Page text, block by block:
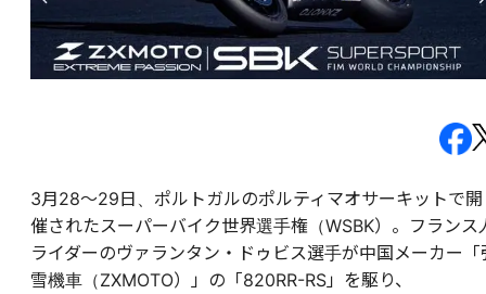
3月28〜29日、ポルトガルのポルティマオサーキットで開
催されたスーパーバイク世界選手権（WSBK）。フランス
ライダーのヴァランタン・ドゥビス選手が中国メーカー「
雪機車（ZXMOTO）」の「820RR-RS」を駆り、